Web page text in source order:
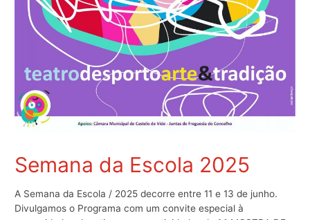
Semana da Escola 2025
A Semana da Escola / 2025 decorre entre 11 e 13 de junho.
Divulgamos o Programa com um convite especial à